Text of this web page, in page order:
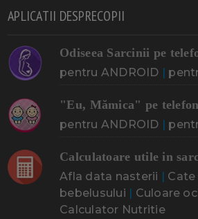
APLICATII DESPRECOPII
Odiseea Sarcinii pe
pentru ANDROID |
"Eu, Mămica" pe
pentru ANDROID |
Calculatoare utile in
Afla data nasterii | Cate
bebelusului | Culoare
Calculator Nutritie